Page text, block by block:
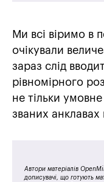
Ми всі віримо в
очікували
зараз слід
рівномірного
не тільки
званих анклавах
Автори матеріалів
дописувачі, що готують